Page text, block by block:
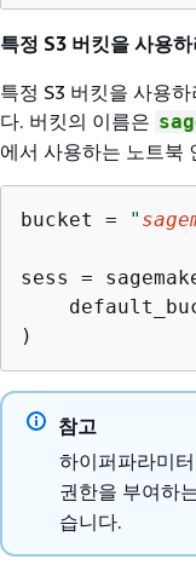
특정 S3 버킷을 사용
특정 S3 버킷을 사용
다. 버킷의 이름은
에서 사용하는 노트북
bucket = "
sess =
)
참고
하이퍼파라미
권한을 부여하
습니다.